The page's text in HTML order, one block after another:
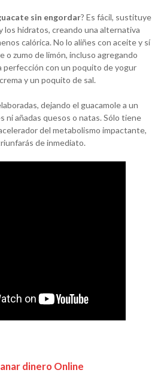
sin engordar? Es fácil, sustituye
los hidratos, creando una alternativa
calórica. No lo aliñes con aceite y sí
o zumo de limón, incluso agregando
perfección con un poquito de yogur
y un poquito de sal.
dejando el guacamole a un
ni añadas quesos o natas. Sólo tiene
del metabolismo impactante,
de inmediato.
dinero Online